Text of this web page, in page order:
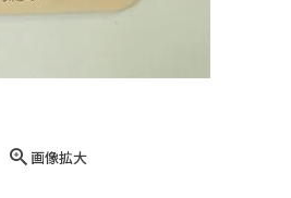
画像拡大